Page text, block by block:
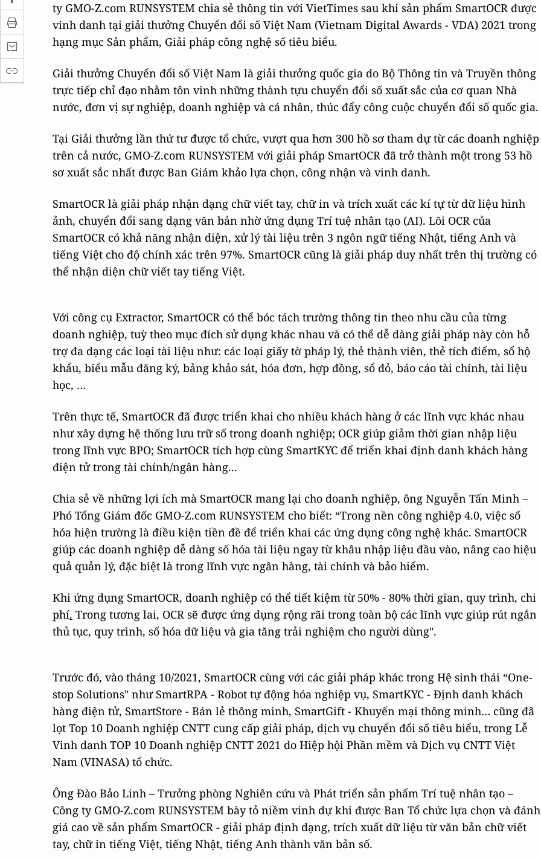
ty GMO-Z.com RUNSYSTEM chia sẻ thông tin với VietTimes sau khi sản phẩm SmartOCR được
vinh danh tại giải thưởng Chuyển đổi số Việt Nam (Vietnam Digital Awards - VDA) 2021 trong
hạng mục Sản phẩm, Giải pháp công nghệ số tiêu biểu.
Giải thưởng Chuyển đổi số Việt Nam là giải thưởng quốc gia do Bộ Thông tin và Truyền thông
trực tiếp chỉ đạo nhằm tôn vinh những thành tựu chuyển đổi số xuất sắc của cơ quan Nhà
nước, đơn vị sự nghiệp, doanh nghiệp và cá nhân, thúc đẩy công cuộc chuyển đổi số quốc gia.
Tại Giải thưởng lần thứ tư được tổ chức, vượt qua hơn 300 hồ sơ tham dự từ các doanh nghiệp
trên cả nước, GMO-Z.com RUNSYSTEM với giải pháp SmartOCR đã trở thành một trong 53 hồ
sơ xuất sắc nhất được Ban Giám khảo lựa chọn, công nhận và vinh danh.
SmartOCR là giải pháp nhận dạng chữ viết tay, chữ in và trích xuất các kí tự từ dữ liệu hình
ảnh, chuyển đổi sang dạng văn bản nhờ ứng dụng Trí tuệ nhân tạo (AI). Lõi OCR của
SmartOCR có khả năng nhận diện, xử lý tài liệu trên 3 ngôn ngữ tiếng Nhật, tiếng Anh và
tiếng Việt cho độ chính xác trên 97%. SmartOCR cũng là giải pháp duy nhất trên thị trường có
thể nhận diện chữ viết tay tiếng Việt.
Với công cụ Extractor, SmartOCR có thể bóc tách trường thông tin theo nhu cầu của từng
doanh nghiệp, tuỳ theo mục đích sử dụng khác nhau và có thể dễ dàng giải pháp này còn hỗ
trợ đa dạng các loại tài liệu như: các loại giấy tờ pháp lý, thẻ thành viên, thẻ tích điểm, sổ hộ
khẩu, biểu mẫu đăng ký, bảng khảo sát, hóa đơn, hợp đồng, sổ đỏ, báo cáo tài chính, tài liệu
học, …
Trên thực tế, SmartOCR đã được triển khai cho nhiều khách hàng ở các lĩnh vực khác nhau
như xây dựng hệ thống lưu trữ số trong doanh nghiệp; OCR giúp giảm thời gian nhập liệu
trong lĩnh vực BPO; SmartOCR tích hợp cùng SmartKYC để triển khai định danh khách hàng
điện tử trong tài chính/ngân hàng...
Chia sẻ về những lợi ích mà SmartOCR mang lại cho doanh nghiệp, ông Nguyễn Tấn Minh –
Phó Tổng Giám đốc GMO-Z.com RUNSYSTEM cho biết: “Trong nền công nghiệp 4.0, việc số
hóa hiện trường là điều kiện tiền đề để triển khai các ứng dụng công nghệ khác. SmartOCR
giúp các doanh nghiệp dễ dàng số hóa tài liệu ngay từ khâu nhập liệu đầu vào, nâng cao hiệu
quả quản lý, đặc biệt là trong lĩnh vực ngân hàng, tài chính và bảo hiểm.
Khi ứng dụng SmartOCR, doanh nghiệp có thể tiết kiệm từ 50% - 80% thời gian, quy trình, chi
phí. Trong tương lai, OCR sẽ được ứng dụng rộng rãi trong toàn bộ các lĩnh vực giúp rút ngắn
thủ tục, quy trình, số hóa dữ liệu và gia tăng trải nghiệm cho người dùng".
Trước đó, vào tháng 10/2021, SmartOCR cùng với các giải pháp khác trong Hệ sinh thái “One-
stop Solutions" như SmartRPA - Robot tự động hóa nghiệp vụ, SmartKYC - Định danh khách
hàng điện tử, SmartStore - Bán lẻ thông minh, SmartGift - Khuyến mại thông minh… cũng đã
lọt Top 10 Doanh nghiệp CNTT cung cấp giải pháp, dịch vụ chuyển đổi số tiêu biểu, trong Lễ
Vinh danh TOP 10 Doanh nghiệp CNTT 2021 do Hiệp hội Phần mềm và Dịch vụ CNTT Việt
Nam (VINASA) tổ chức.
Ông Đào Bảo Linh – Trưởng phòng Nghiên cứu và Phát triển sản phẩm Trí tuệ nhân tạo –
Công ty GMO-Z.com RUNSYSTEM bày tỏ niềm vinh dự khi được Ban Tổ chức lựa chọn và đánh
giá cao về sản phẩm SmartOCR - giải pháp định dạng, trích xuất dữ liệu từ văn bản chữ viết
tay, chữ in tiếng Việt, tiếng Nhật, tiếng Anh thành văn bản số.